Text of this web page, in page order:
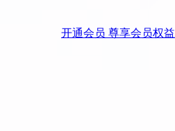
开通会员 尊享会员权益